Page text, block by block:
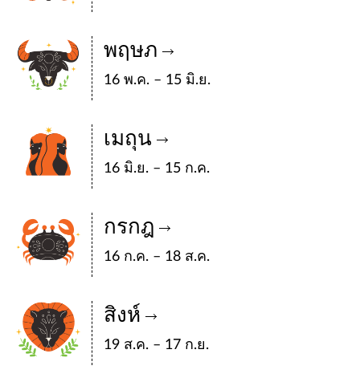
พฤษภ
16 พ.ค. – 15 มิ.ย.
เมถุน
16 มิ.ย. – 15 ก.ค.
กรกฎ
16 ก.ค. – 18 ส.ค.
สิงห์
19 ส.ค. – 17 ก.ย.